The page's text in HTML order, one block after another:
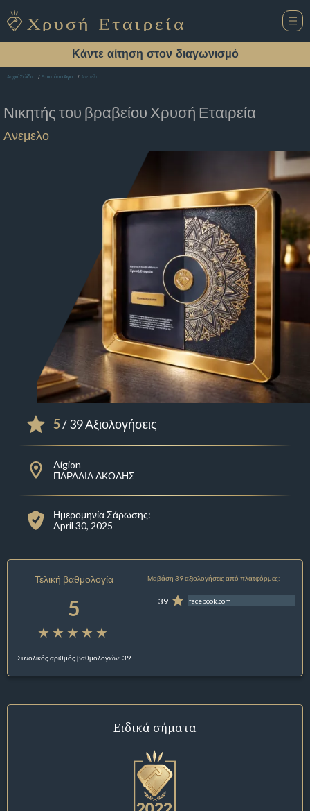
Κάντε αίτηση στον διαγωνισμό
Αρχική Σελίδα Εστιατόριο Αιγιο Ανεμελο
Νικητής του βραβείου Χρυσή Εταιρεία
Ανεμελο
5/ 39 Αξιολογήσεις
Aígion
ΠΑΡΑΛΙΑ ΑΚΟΛΗΣ
Ημερομηνία Σάρωσης:
April 30, 2025
Τελική βαθμολογία
5
Συνολικός αριθμός βαθμολογιών: 39
Με βάση 39 αξιολογήσεις από πλατφόρμες:
39 facebook.com
Ειδικά σήματα